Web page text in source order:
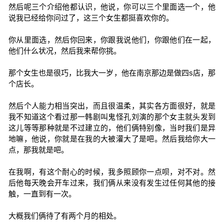
然后呢三个介绍他都认识，他说，你可以三个里面选一个，他
说我已经给你问过了，这三个女生都挺喜欢你的。
你从里面选，然后你回来，你跟我说他们，你跟他们在一起，
他们什么状况，然后我来帮你挑。
那个女生也是很巧，比我大一岁，他在南京那边是做四s店，那
个店长。
然后个人能力相当突出，而且很温柔，其实各方面很好，就是
我不知道这个看过那一韩剧叫鬼怪孔刘演的那个女主就头发到
这儿等等那种就是不过建立的，他们俩特别像，当时我们是异
地嘛，他说，你就是在我的大被灌大了是吧。然后我给你大一
点，那我就是吧。
在我啊，有这个耐心的时候，我多照顾你一点呗，对不对。然
后他每天晚会开车过来，我们俩从来没有发生过任何其他的接
触，一直到有一次。
大概我们俩待了有两个月的相处。